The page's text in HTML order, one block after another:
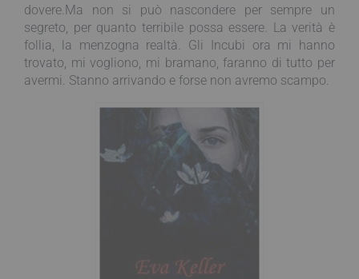
dovere.Ma non si può nascondere per sempre un
segreto, per quanto terribile possa essere. La verità è
follia, la menzogna realtà. Gli Incubi ora mi hanno
trovato, mi vogliono, mi bramano, faranno di tutto per
avermi. Stanno arrivando e forse non avremo scampo.